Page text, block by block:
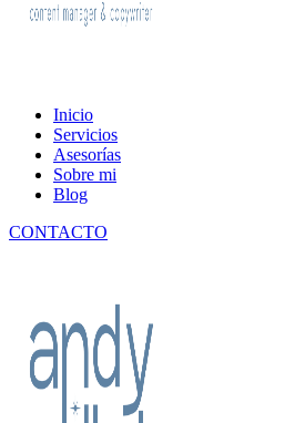
Andy Suhit
Content manager & copywriter
Inicio
Servicios
Asesorías
Sobre mi
Blog
CONTACTO